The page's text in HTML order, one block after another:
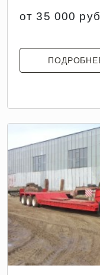
от 35 000